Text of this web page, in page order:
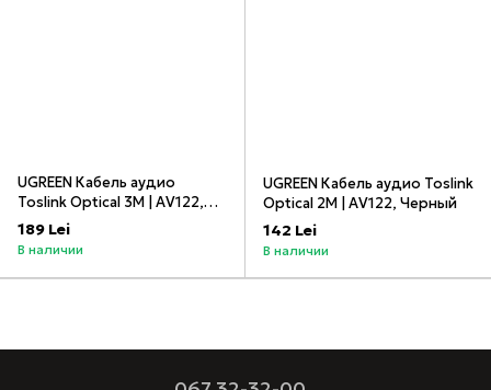
UGREEN Кабель аудио
Toslink Optical 3M | AV122,
Черный
189 Lei
В наличии
UGREEN Кабель аудио Toslink
Optical 2M | AV122, Черный
142 Lei
В наличии